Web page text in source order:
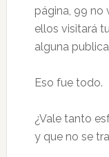
página, 99 no
ellos visitará
alguna
Eso fue todo.
¿Vale tanto
y que no se